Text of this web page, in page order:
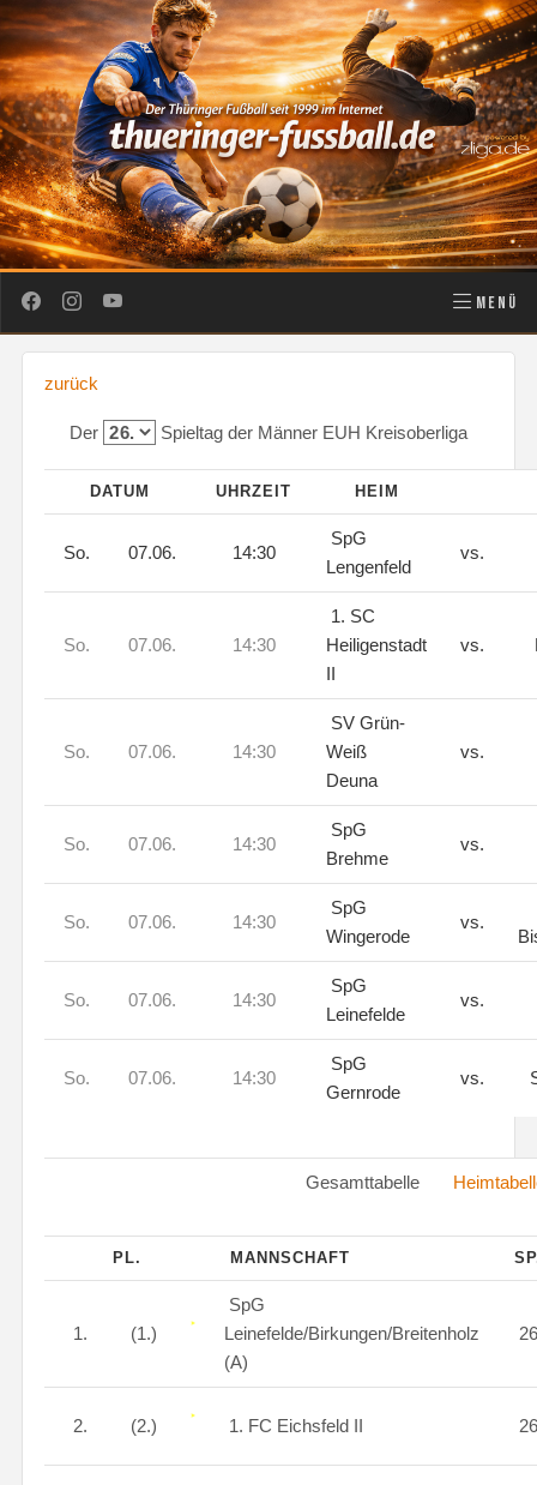
MENÜ
zurück
Der Spieltag der Männer EUH Kreisoberliga
DATUM UHRZEIT HEIM
So. 07.06. 14:30
SpG
Lengenfeld
vs.
So. 07.06. 14:30
1. SC
Heiligenstadt
II
vs.
So. 07.06. 14:30
SV Grün-
Weiß
Deuna
vs.
So. 07.06. 14:30
SpG
Brehme
vs.
So. 07.06. 14:30
SpG
Wingerode
vs.
So. 07.06. 14:30
SpG
Leinefelde
vs.
So. 07.06. 14:30
SpG
Gernrode
vs.
Gesamttabelle
PL. MANNSCHAFT
1. (1.)
SpG
Leinefelde/Birkungen/Breitenholz
(A)
2. (2.) 1. FC Eichsfeld II